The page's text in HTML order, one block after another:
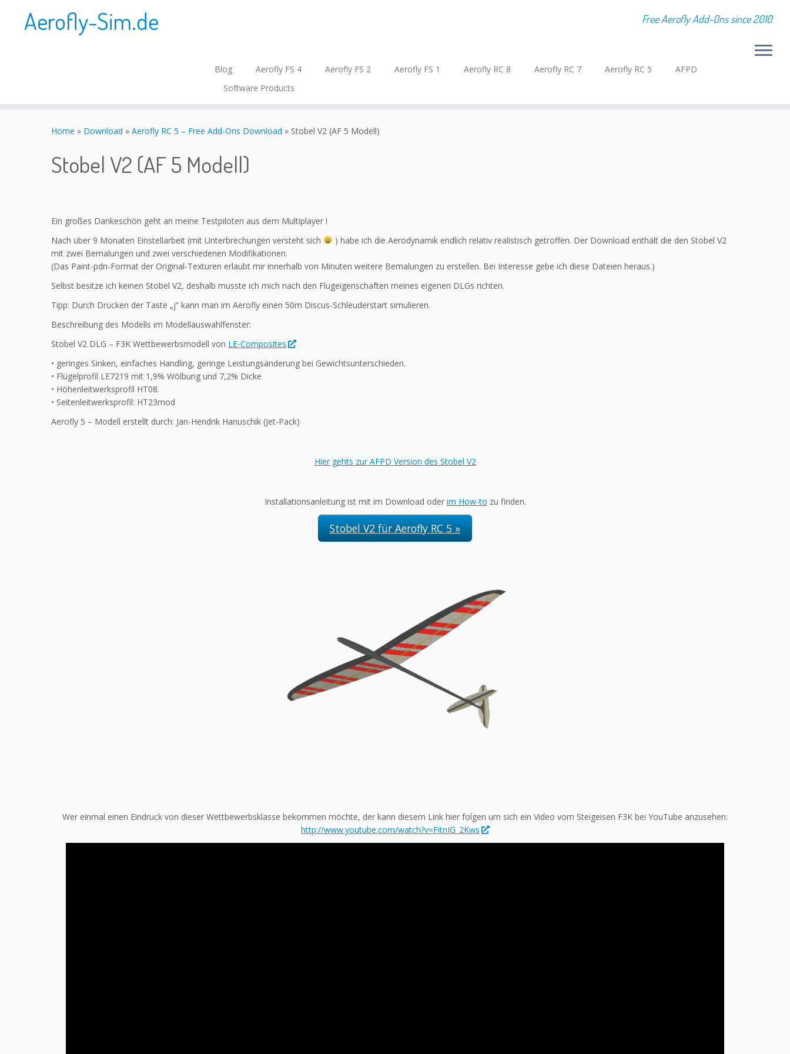
Aerofly-Sim.de Free Aerofly Add-Ons since 2010
Blog Aerofly FS 4 Aerofly FS 2 Aerofly FS 1 Aerofly RC 8 Aerofly RC 7 Aerofly RC 5
AFPD
Software Products
Home » Download » Aerofly RC 5 – Free Add-Ons Download » Stobel V2 (AF 5 Modell)
Stobel V2 (AF 5 Modell)
Ein großes Dankeschön geht an meine Testpiloten aus dem Multiplayer !
Nach über 9 Monaten Einstellarbeit (mit Unterbrechungen versteht sich
) habe ich die Aerodynamik endlich relativ realistisch getroffen. Der Download enthält die den Stobel V2
mit zwei Bemalungen und zwei verschiedenen Modifikationen.
(Das Paint-pdn-Format der Original-Texturen erlaubt mir innerhalb von Minuten weitere Bemalungen zu erstellen. Bei Interesse gebe ich diese Dateien heraus.)
Selbst besitze ich keinen Stobel V2, deshalb musste ich mich nach den Flugeigenschaften meines eigenen DLGs richten.
Tipp: Durch Drücken der Taste „j“ kann man im Aerofly einen 50m Discus-Schleuderstart simulieren.
Beschreibung des Modells im Modellauswahlfenster:
Stobel V2 DLG – F3K Wettbewerbsmodell von LE-Composites
• geringes Sinken, einfaches Handling, geringe Leistungsänderung bei Gewichtsunterschieden.
• Flügelprofil LE7219 mit 1,9% Wölbung und 7,2% Dicke
• Höhenleitwerksprofil HT08.
• Seitenleitwerksprofil: HT23mod
Aerofly 5 – Modell erstellt durch: Jan-Hendrik Hanuschik (Jet-Pack)
Hier gehts zur AFPD Version des Stobel V2
Installationsanleitung ist mit im Download oder im How-to zu finden.
Stobel V2 für Aerofly RC 5 »
Wer einmal einen Eindruck von dieser Wettbewerbsklasse bekommen möchte, der kann diesem Link hier folgen um sich ein Video vom Steigeisen F3K bei YouTube anzusehen:
http://www.youtube.com/watch?v=FitnIG_2Kws